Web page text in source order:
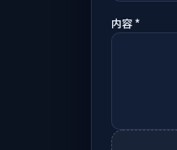
内容 *